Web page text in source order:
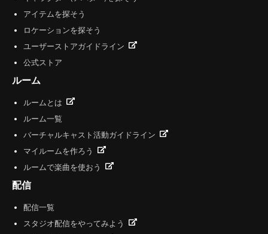
アイテムを探そう
ロケーションを探そう
ユーザーストアガイドライン
公式ストア
ルーム
ルームとは
ルーム一覧
バーチャルキャスト活動ガイドライン
マイルームを作ろう
ルームで楽曲を使おう
配信
配信一覧
スタジオ配信をやってみよう